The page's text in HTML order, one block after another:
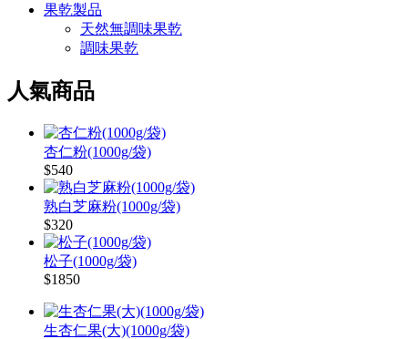
果乾製品
天然無調味果乾
調味果乾
人氣商品
杏仁粉(1000g/袋)
$540
熟白芝麻粉(1000g/袋)
$320
松子(1000g/袋)
$1850
生杏仁果(大)(1000g/袋)